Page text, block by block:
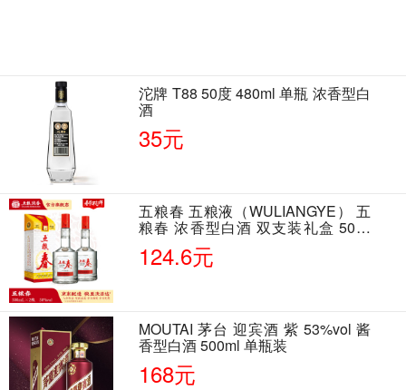
沱牌 T88 50度 480ml 单瓶 浓香型白
酒
35元
五粮春 五粮液（WULIANGYE） 五
粮春 浓香型白酒 双支装礼盒 50度
500ml*2瓶 含酒具
124.6元
MOUTAI 茅台 迎宾酒 紫 53%vol 酱
香型白酒 500ml 单瓶装
168元